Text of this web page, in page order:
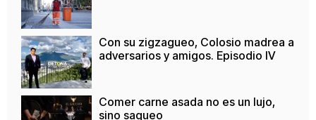
Con su zigzagueo, Colosio madrea a
adversarios y amigos. Episodio IV
Comer carne asada no es un lujo,
sino saqueo